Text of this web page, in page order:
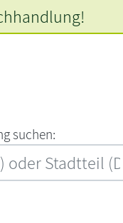
‍s‍u‍c‍h‍e‍n‍:‍